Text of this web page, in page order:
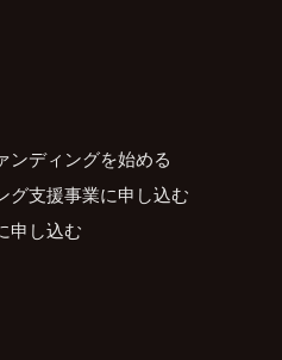
ンディングを始める
グ支援事業に申し込む
申し込む